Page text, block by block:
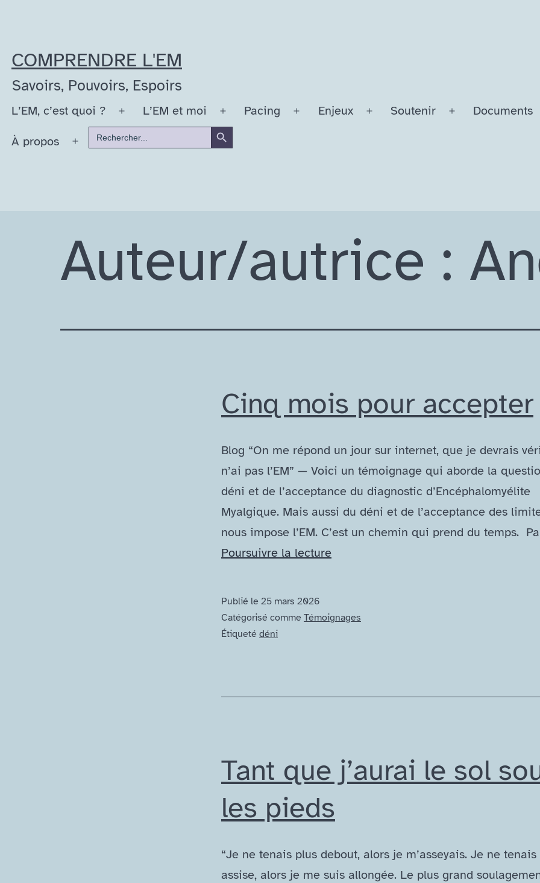
contenu
COMPRENDRE L'EM
Savoirs, Pouvoirs, Espoirs
L’EM, c’est quoi ?
Ouvrir
le
L’EM et moi
Ouvrir
le
Pacing
Ouvrir
Enjeux
Ouvrir
Soutenir
Ouvrir
Documents
À propos
Ouvrir
Search
for:
Search Button
Auteur/autrice :
Cinq mois pour accepter
Blog “On me répond un jour sur internet, que je devrais
n’ai pas l’EM” — Voici un témoignage qui aborde la
déni et de l’acceptance du diagnostic d’Encéphalomyélite
Myalgique. Mais aussi du déni et de l’acceptance des
nous impose l’EM. C’est un chemin qui prend du temps.
Poursuivre la lectureCinq
accepter
Publié le 25 mars 2026
Catégorisé comme Témoignages
Étiqueté déni
Tant que j’aurai le sol
les pieds
“Je ne tenais plus debout, alors je m’asseyais. Je ne tenais
assise, alors je me suis allongée. Le plus grand